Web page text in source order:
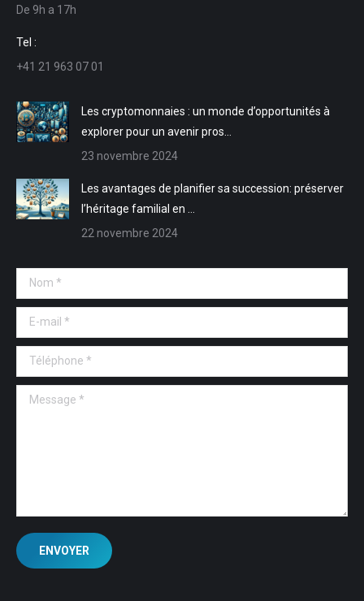
dans
une
dans
De 9h a 17h
Tel :
+41 21 963 07 01
Les cryptomonnaies : un monde d’opportunités à
explorer pour un avenir pros…
23 novembre 2024
Les avantages de planifier sa succession: préserver
l’héritage familial en …
22 novembre 2024
Nom *
E-mail *
Téléphone *
Message *
ENVOYER